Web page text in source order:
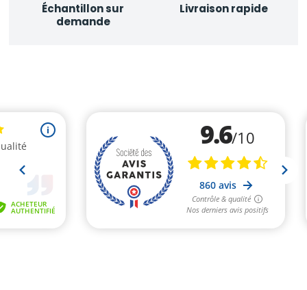
Échantillon sur
demande
Livraison rapide